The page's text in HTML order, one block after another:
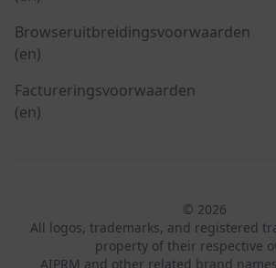
Browseruitbreidingsvoorwaarden
(en)
Factureringsvoorwaarden
(en)
© 2026
All logos, trademarks, and registered
property of their respective
AIPRM and other related brand